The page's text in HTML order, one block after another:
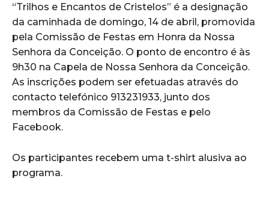
“Trilhos e Encantos de Cristelos” é a designação
da caminhada de domingo, 14 de abril, promovida
pela Comissão de Festas em Honra da Nossa
Senhora da Conceição. O ponto de encontro é às
9h30 na Capela de Nossa Senhora da Conceição.
As inscrições podem ser efetuadas através do
contacto telefónico 913231933, junto dos
membros da Comissão de Festas e pelo
Facebook.
Os participantes recebem uma t-shirt alusiva ao
programa.